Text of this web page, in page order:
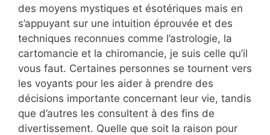
des moyens mystiques et ésotériques mais en
s’appuyant sur une intuition éprouvée et des
techniques reconnues comme l’astrologie, la
cartomancie et la chiromancie, je suis celle qu’il
vous faut. Certaines personnes se tournent vers
les voyants pour les aider à prendre des
décisions importante concernant leur vie, tandis
que d’autres les consultent à des fins de
divertissement. Quelle que soit la raison pour